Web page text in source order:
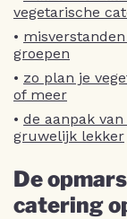
vegetarische
•
groepen
• zo plan je
of meer
• de aanpak
gruwelijk lekker
De
catering